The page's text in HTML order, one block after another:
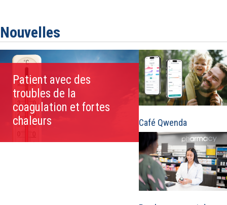
Nouvelles
Patient avec des
troubles de la
coagulation et fortes
chaleurs
Café Qwenda